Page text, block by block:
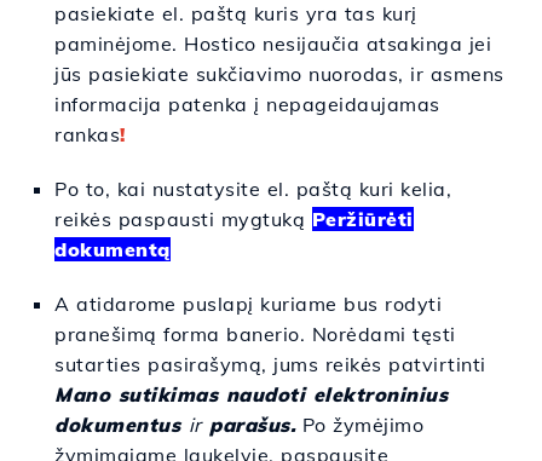
pasiekiate el. paštą kuris yra tas kurį
paminėjome. Hostico nesijaučia atsakinga jei
jūs pasiekiate sukčiavimo nuorodas, ir asmens
informacija patenka į nepageidaujamas
rankas!
Po to, kai nustatysite el. paštą kuri kelia,
reikės paspausti mygtuką Peržiūrėti
dokumentą
A atidarome puslapį kuriame bus rodyti
pranešimą forma banerio. Norėdami tęsti
sutarties pasirašymą, jums reikės patvirtinti
Mano sutikimas naudoti elektroninius
dokumentus irparašus.Po žymėjimo
žymimajame laukelyje, paspausite